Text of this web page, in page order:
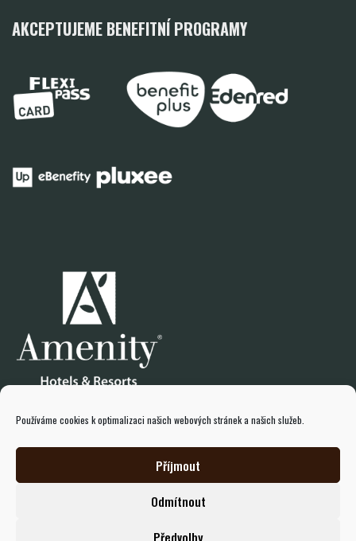
Používáme cookies k optimalizaci našich webových stránek a našich služeb.
Příjmout
Odmítnout
Předvolby
AKCEPTUJEME BENEFITNÍ PROGRAMY
© 2026 Všechna práva vyhrazena amenity.cz